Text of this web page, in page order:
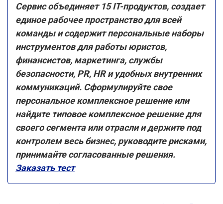
Сервис объединяет 15 IT-продуктов, создает
единое рабочее пространство для всей
команды и содержит персональные наборы
инструментов для работы юристов,
финансистов, маркетинга, службы
безопасности, PR, HR и удобных внутренних
коммуникаций. Сформулируйте свое
персональное комплексное решение или
найдите типовое комплексное решение для
своего сегмента или отрасли и держите под
контролем весь бизнес, руководите рисками,
принимайте согласованные решения.
Заказать тест